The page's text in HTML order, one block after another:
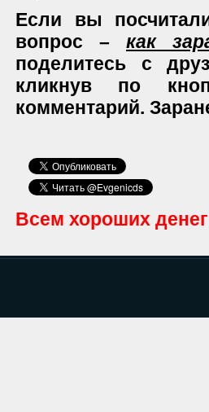
Если вы
вопрос – как
поделитесь с
кликнув по
комментарий.
Всем хороших